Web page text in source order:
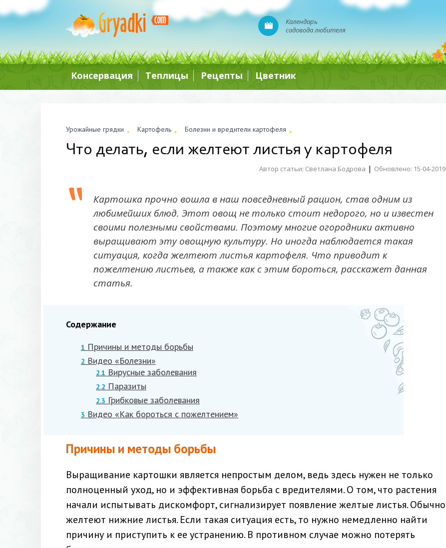
Календарь
садовода любителя
Консервация Теплицы Рецепты Цветник
Урожайные грядки Картофель Болезни и вредители картофеля
Что делать, если желтеют листья у картофеля
Автор статьи: Светлана Бодрова | Обновлено: 15-04-2019
Картошка прочно вошла в наш повседневный рацион, став одним из
любимейших блюд. Этот овощ не только стоит недорого, но и известен
своими полезными свойствами. Поэтому многие огородники активно
выращивают эту овощную культуру. Но иногда наблюдается такая
ситуация, когда желтеют листья картофеля. Что приводит к
пожелтению листьев, а также как с этим бороться, расскажет данная
статья.
Содержание
1 Причины и методы борьбы
2 Видео «Болезни»
2.1 Вирусные заболевания
2.2 Паразиты
2.3 Грибковые заболевания
3 Видео «Как бороться с пожелтением»
Причины и методы борьбы
Выращивание картошки является непростым делом, ведь здесь нужен не только
полноценный уход, но и эффективная борьба с вредителями. О том, что растения
начали испытывать дискомфорт, сигнализирует появление желтые листья. Обычно
желтеют нижние листья. Если такая ситуация есть, то нужно немедленно найти
причину и приступить к ее устранению. В противном случае можно потерять